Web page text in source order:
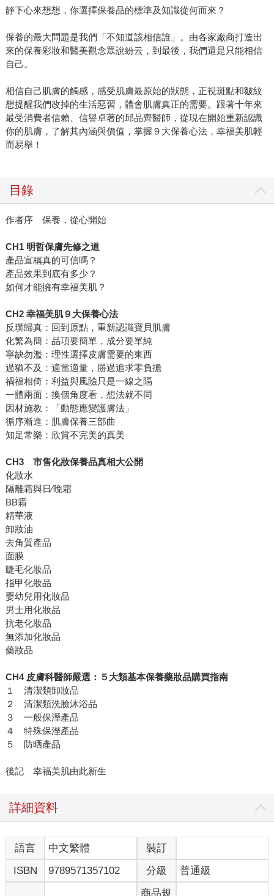
靜下心來想想，你選擇保養品的標準及知識從何而來？
保養的最大問題是我們「不知道該相信誰」。由各家廠商打造出
來的保養彩妝和醫美觀念眾說紛云，到最後，我們還是只能相信
自己。
相信自己肌膚的觸感，感受肌膚最原始的狀態，正視斑點和皺紋
想提醒我們改掉的生活惡習，體會肌膚真正的需要。跟著十年來
最受消費者信賴、信譽卓著的邱品齊醫師，從現在開始重新認識
你的肌膚，了解其內涵與價值，掌握９大保養心法，幸福美肌輕
而易舉！
目錄
作者序 保養，從心開始
CH1 明哲保膚先修之道
產品宣稱真的可信嗎？
產品效果到底有多少？
如何才能擁有幸福美肌？
CH2 幸福美肌９大保養心法
反璞歸真：回到原點，重新認識寶貝肌膚
化繁為簡：品項要簡單，成分要單純
寧缺勿濫：理性選擇皮膚需要的東西
過猶不及：適當適量，勝過追求零負擔
禍福相倚：利益與風險只是一線之隔
一體兩面：換個角度看，想法就不同
因材施教：「動態應變護膚法」
循序漸進：肌膚保養三部曲
知足常樂：欣賞不完美的真美
CH3 市售化妝保養品真相大公開
化妝水
隔離霜與日∕晚霜
BB霜
精華液
卸妝油
去角質產品
面膜
睫毛化妝品
指甲化妝品
嬰幼兒用化妝品
男士用化妝品
抗老化妝品
無添加化妝品
藥妝品
CH4 皮膚科醫師嚴選：５大類基本保養藥妝品購買指南
１ 清潔類卸妝品
２ 清潔類洗臉沐浴品
３ 一般保溼產品
４ 特殊保溼產品
５ 防晒產品
後記 幸福美肌由此新生
詳細資料
語言 中文繁體
裝訂
ISBN
9789571357102 分級 普通級
商品規